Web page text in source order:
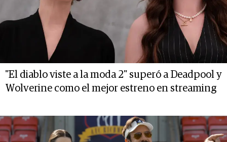
"El diablo viste a la moda 2" superó a Deadpool y
Wolverine como el mejor estreno en streaming